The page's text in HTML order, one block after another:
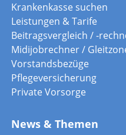
Krankenkasse suchen
Leistungen & Tarife
Beitragsvergleich / -
Midijobrechner /
Vorstandsbezüge
Pflegeversicherung
Private Vorsorge
News & Themen